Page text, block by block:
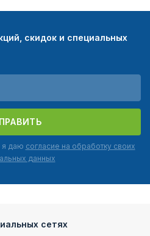
скидок и специальных
я даю согласие на обработку своих
данных
сетях